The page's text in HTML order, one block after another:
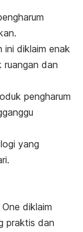
ini diklaim enak
ruangan dan
pengharum
yang
diklaim
praktis dan